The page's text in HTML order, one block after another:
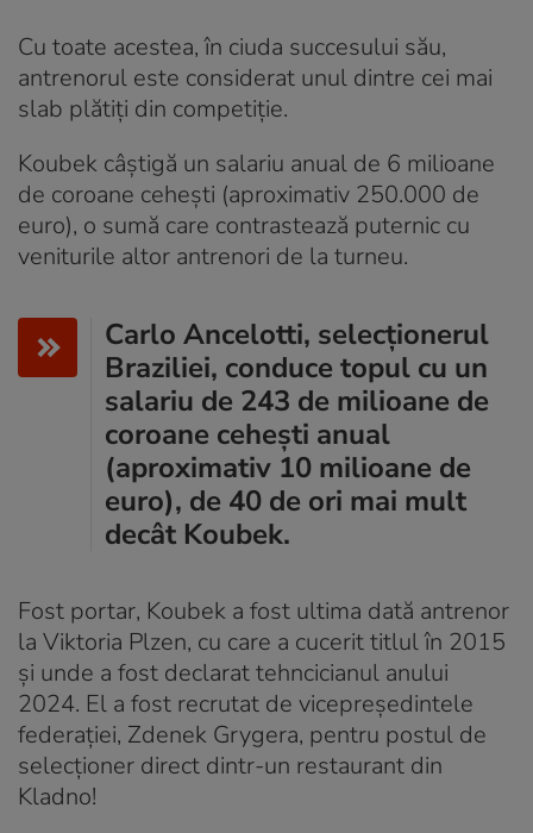
Cu toate acestea, în ciuda succesului său,
antrenorul este considerat unul dintre cei mai
slab plătiți din competiție.
Koubek câștigă un salariu anual de 6 milioane
de coroane cehești (aproximativ 250.000 de
euro), o sumă care contrastează puternic cu
veniturile altor antrenori de la turneu.
Carlo Ancelotti, selecționerul
Braziliei, conduce topul cu un
salariu de 243 de milioane de
coroane cehești anual
(aproximativ 10 milioane de
euro), de 40 de ori mai mult
decât Koubek.
Fost portar, Koubek a fost ultima dată antrenor
la Viktoria Plzen, cu care a cucerit titlul în 2015
și unde a fost declarat tehncicianul anului
2024. El a fost recrutat de vicepreședintele
federației, Zdenek Grygera, pentru postul de
selecționer direct dintr-un restaurant din
Kladno!